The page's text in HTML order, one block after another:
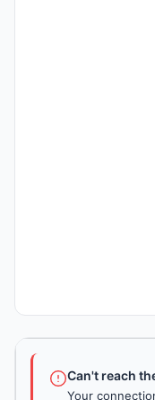
Can't reach
Your